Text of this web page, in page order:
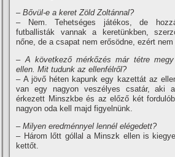
– Bővül-e a keret Zöld Zoltánnal?
– Nem. Tehetséges játékos, de
futballisták vannak a keretünkben,
nőne, de a csapat nem erősödne, ezért
– A következő mérkőzés már tétre
ellen. Mit tudunk az ellenfélről?
– A jövő héten kapunk egy kazettát az
van egy nagyon veszélyes csatár, aki
érkezett Minszkbe és az előző két
nagyon oda kell majd figyelnünk.
– Milyen eredménnyel lennél elégedett?
– Három lőtt góllal a Minszk ellen is
kettőt.